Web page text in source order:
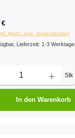
€
MwSt. zzgl. Versandkosten
Lieferzeit: 1-3 Werktage
Stk
In den Warenkorb